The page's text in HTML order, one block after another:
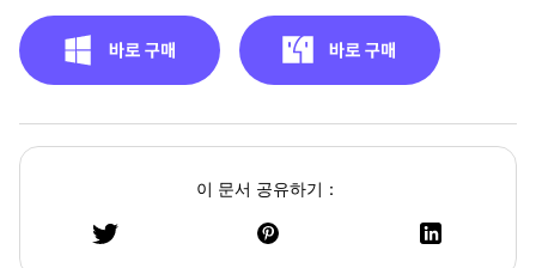
이 문서 공유하기：